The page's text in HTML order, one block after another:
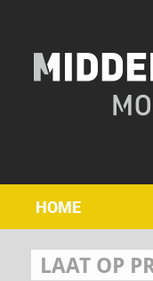
HOME
LAAT OP